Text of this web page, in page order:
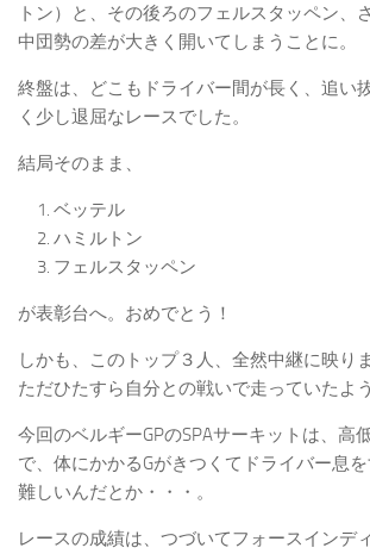
トン）と、その後ろのフェルスタッペン、
中団勢の差が大きく開いてしまうことに。
終盤は、どこもドライバー間が長く、追い
く少し退屈なレースでした。
結局そのまま、
ベッテル
ハミルトン
フェルスタッペン
が表彰台へ。おめでとう！
しかも、このトップ３人、全然中継に映り
ただひたすら自分との戦いで走っていたよ
今回のベルギーGPのSPAサーキットは、高
で、体にかかるGがきつくてドライバー息
難しいんだとか・・・。
レースの成績は、つづいてフォースインデ